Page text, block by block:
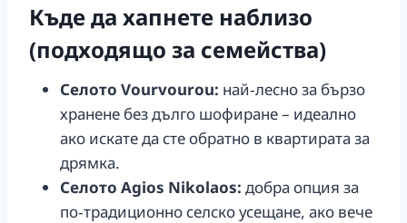
Къде да хапнете наблизо
(подходящо за семейства)
Селото Vourvourou: най‑лесно за бързо
хранене без дълго шофиране – идеално
ако искате да сте обратно в квартирата за
дрямка.
Селото Agios Nikolaos: добра опция за
по‑традиционно селско усещане, ако вече